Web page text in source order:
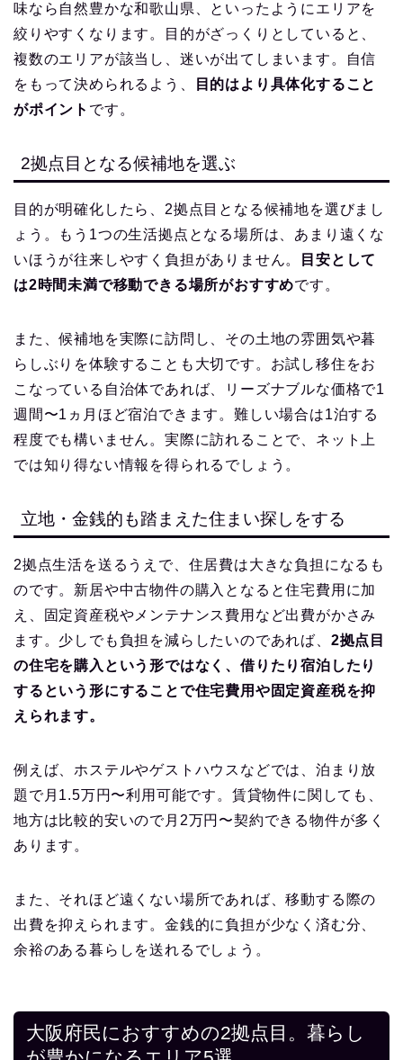
味なら自然豊かな和歌山県、といったようにエリアを
絞りやすくなります。目的がざっくりとしていると、
複数のエリアが該当し、迷いが出てしまいます。自信
をもって決められるよう、
目的はより具体化すること
がポイント です。
2拠点目となる候補地を選ぶ
目的が明確化したら、2拠点目となる候補地を選びまし
ょう。もう1つの生活拠点となる場所は、あまり遠くな
いほうが往来しやすく負担がありません。
目安として
は2時間未満で移動できる場所がおすすめです。
また、候補地を実際に訪問し、その土地の雰囲気や暮
らしぶりを体験することも大切です。お試し移住をお
こなっている自治体であれば、リーズナブルな価格で1
週間〜1ヵ月ほど宿泊できます。難しい場合は1泊する
程度でも構いません。実際に訪れることで、ネット上
では知り得ない情報を得られるでしょう。
立地・金銭的も踏まえた住まい探しをする
2拠点生活を送るうえで、住居費は大きな負担になるも
のです。新居や中古物件の購入となると住宅費用に加
え、固定資産税やメンテナンス費用など出費がかさみ
ます。少しでも負担を減らしたいのであれば、 2拠点目
の住宅を購入という形ではなく、借りたり宿泊したり
するという形にすることで住宅費用や固定資産税を抑
えられます。
例えば、ホステルやゲストハウスなどでは、泊まり放
題で月1.5万円〜利用可能です。賃貸物件に関しても、
地方は比較的安いので月2万円〜契約できる物件が多く
あります。
また、それほど遠くない場所であれば、移動する際の
出費を抑えられます。金銭的に負担が少なく済む分、
余裕のある暮らしを送れるでしょう。
大阪府民におすすめの2拠点目。暮らし